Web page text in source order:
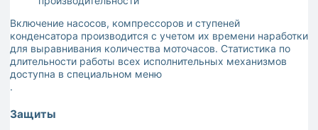
Включение насосов, компрессоров и ступеней
конденсатора производится с учетом их времени наработки
для выравнивания количества моточасов. Статистика по
длительности работы всех исполнительных механизмов
доступна в специальном меню
.
Защиты